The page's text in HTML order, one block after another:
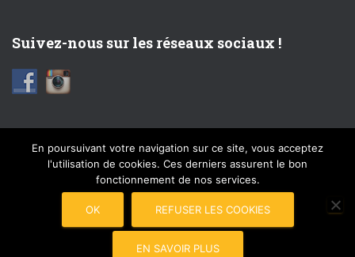
Suivez-nous sur les réseaux sociaux !
FACEBOOK INSTAGRAM MENTIONS LÉGALES
En poursuivant votre navigation sur ce site, vous acceptez
l'utilisation de cookies. Ces derniers assurent le bon
fonctionnement de nos services.
OK REFUSER LES COOKIES
EN SAVOIR PLUS